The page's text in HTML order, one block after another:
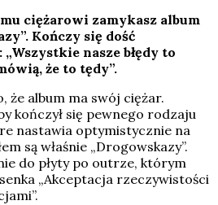
ciężarowi zamykasz album
Kończy się dość
nasze błędy to
że to tędy”.
że album ma swój ciężar.
kończył się pewnego rodzaju
nastawia optymistycznie na
są właśnie „Drogowskazy”.
do płyty po outrze, którym
„Akceptacja rzeczywistości